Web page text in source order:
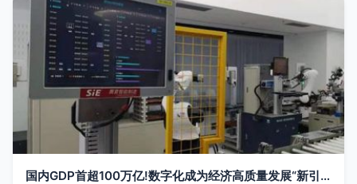
国内GDP首超100万亿!数字化成为经济高质量发展“新引擎”